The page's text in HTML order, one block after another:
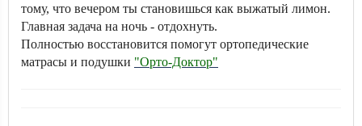
тому, что вечером ты становишься как выжатый лимон.
Главная задача на ночь - отдохнуть.
Полностью восстановится помогут ортопедические
матрасы и подушки "Орто-Доктор"